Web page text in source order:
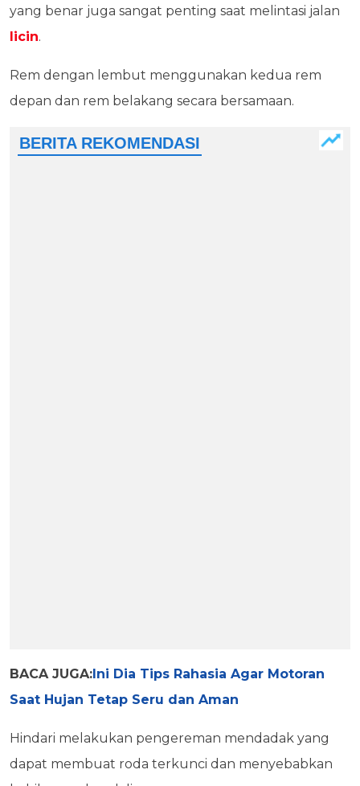
yang benar juga sangat penting saat melintasi jalan
licin.
Rem dengan lembut menggunakan kedua rem
depan dan rem belakang secara bersamaan.
BACA JUGA:Ini Dia Tips Rahasia Agar Motoran
Saat Hujan Tetap Seru dan Aman
Hindari melakukan pengereman mendadak yang
dapat membuat roda terkunci dan menyebabkan